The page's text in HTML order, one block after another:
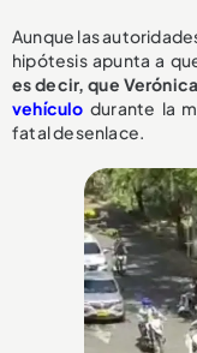
Aunque las
hipótesis apunta a
es decir, que
vehículo durante la
fatal desenlace.